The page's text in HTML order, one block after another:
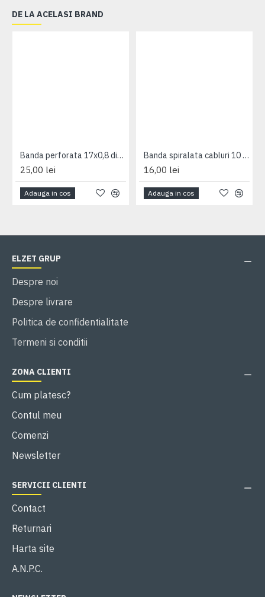
DE LA ACELASI BRAND
Banda perforata 17x0,8 diam-0.6mm
25,00 lei
Adauga in cos
Banda spiralata cabluri 10 interior-12 exterior
16,00 lei
Adauga in cos
ELZET GRUP
Despre noi
Despre livrare
Politica de confidentialitate
Termeni si conditii
ZONA CLIENTI
Cum platesc?
Contul meu
Comenzi
Newsletter
SERVICII CLIENTI
Contact
Returnari
Harta site
A.N.P.C.